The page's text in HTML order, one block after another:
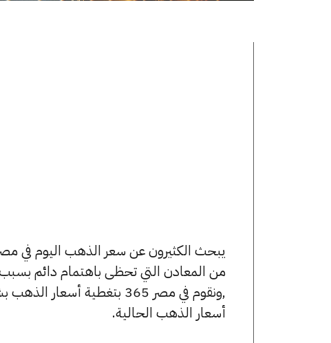
من المعادن التي تحظى باهتمام دائم
,ونقوم في مصر 365 بتغطية
أسعار الذهب الحالية.